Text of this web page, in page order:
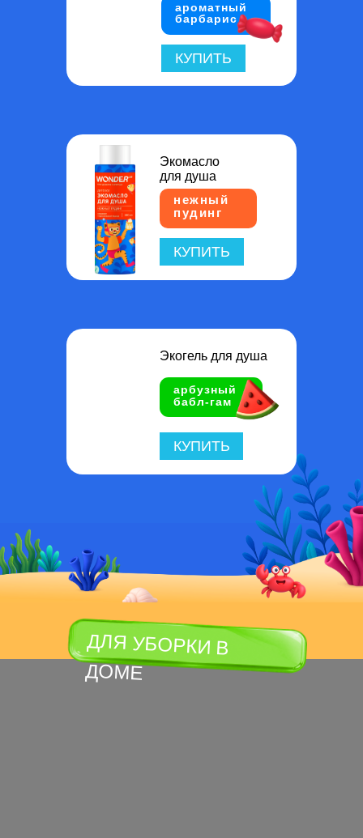
ароматный
барбарис
КУПИТЬ
Экомасло
для душа
нежный
пудинг
КУПИТЬ
Экогель для душа
КУПИТЬ
арбузный
бабл-гам
ДЛЯ УБОРКИ В
ДОМЕ